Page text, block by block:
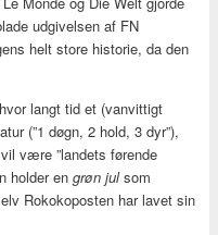
udgivelsen af FN
helt store historie, da den
langt tid et (vanvittigt
(”1 døgn, 2 hold, 3 dyr”),
være ”landets førende
holder en grøn julsom
Rokokoposten har lavet sin